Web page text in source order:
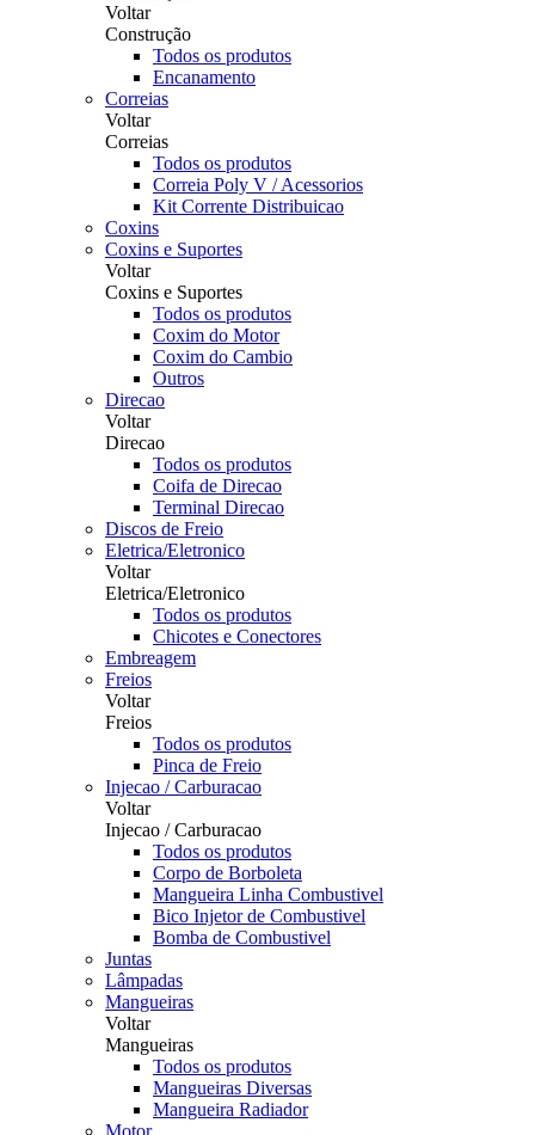
Voltar
Construção
Todos os produtos
Encanamento
Correias
Voltar
Correias
Todos os produtos
Correia Poly V / Acessorios
Kit Corrente Distribuicao
Coxins
Coxins e Suportes
Voltar
Coxins e Suportes
Todos os produtos
Coxim do Motor
Coxim do Cambio
Outros
Direcao
Voltar
Direcao
Todos os produtos
Coifa de Direcao
Terminal Direcao
Discos de Freio
Eletrica/Eletronico
Voltar
Eletrica/Eletronico
Todos os produtos
Chicotes e Conectores
Embreagem
Freios
Voltar
Freios
Todos os produtos
Pinca de Freio
Injecao / Carburacao
Voltar
Injecao / Carburacao
Todos os produtos
Corpo de Borboleta
Mangueira Linha Combustivel
Bico Injetor de Combustivel
Bomba de Combustivel
Juntas
Lâmpadas
Mangueiras
Voltar
Mangueiras
Todos os produtos
Mangueiras Diversas
Mangueira Radiador
Motor